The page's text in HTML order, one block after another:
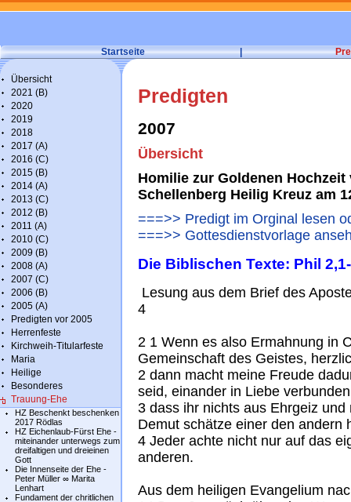
Startseite |
Übersicht
2021 (B)
2020
2019
2018
2017 (A)
2016 (C)
2015 (B)
2014 (A)
2013 (C)
2012 (B)
2011 (A)
2010 (C)
2009 (B)
2008 (A)
2007 (C)
2006 (B)
2005 (A)
Predigten vor 2005
Herrenfeste
Kirchweih-Titularfeste
Maria
Heilige
Besonderes
Trauung-Ehe
HZ Beschenkt beschenken
2017 Rödlas
HZ Eichenlaub-Fürst Ehe -
miteinander unterwegs zum
dreifaltigen und dreieinen
Gott
Die Innenseite der Ehe -
Peter Müller ∞ Marita
Lenhart
Fundament der chritlichen
Predigten
2007
Übersicht
Homilie zur Goldenen
Schellenberg Heilig Kreuz am
===>> Predigt im Orginal lesen
===>> Gottesdienstvorlage
Die Biblischen Texte: Phil
Lesung aus dem Brief des
4
2 1 Wenn es also Ermahnung in
Gemeinschaft des Geistes,
2 dann macht meine Freude
seid, einander in Liebe
3 dass ihr nichts aus Ehrgeiz
Demut schätze einer den andern
4 Jeder achte nicht nur auf das
anderen.
Aus dem heiligen Evangelium